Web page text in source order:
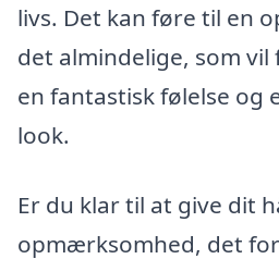
livs. Det kan føre til en
det almindelige, som vil
en fantastisk følelse og
look.
Er du klar til at give dit
opmærksomhed, det